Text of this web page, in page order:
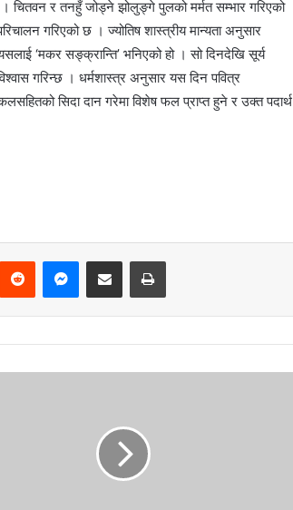
। चितवन र तनहुँ जोड्ने झोलुङ्गे पुलको मर्मत सम्भार गरिएको
गरिएको छ । ज्योतिष शास्त्रीय मान्यता अनुसार
‘मकर सङ्क्रान्ति’ भनिएको हो । सो दिनदेखि सूर्य
गरिन्छ । धर्मशास्त्र अनुसार यस दिन पवित्र
सिदा दान गरेमा विशेष फल प्राप्त हुने र उक्त पदार्थ